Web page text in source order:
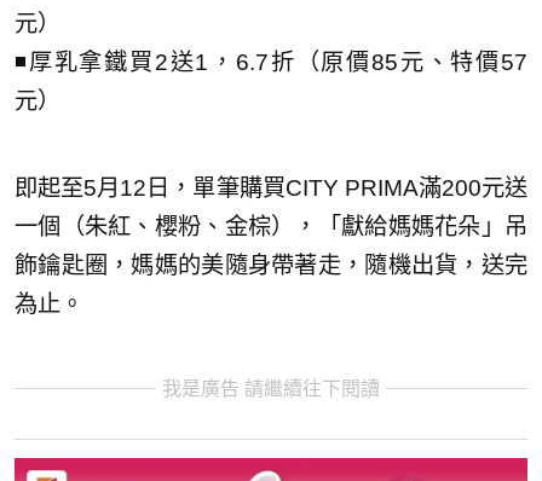
元）
◾厚乳拿鐵買2送1，6.7折（原價85元、特價57
元）
即起至5月12日，單筆購買CITY PRIMA滿200元送
一個（朱紅、櫻粉、金棕），「獻給媽媽花朵」吊
飾鑰匙圈，媽媽的美隨身帶著走，隨機出貨，送完
為止。
我是廣告 請繼續往下閱讀